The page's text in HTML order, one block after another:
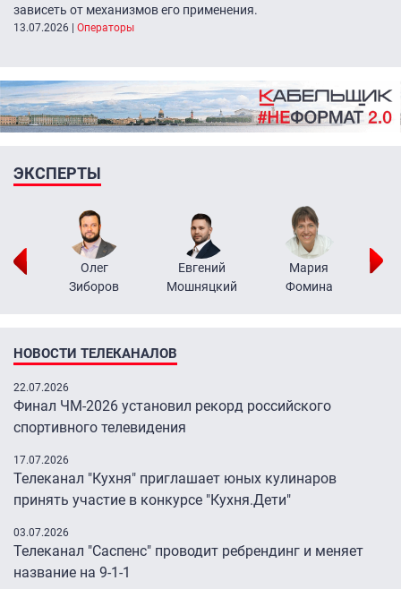
зависеть от механизмов его применения.
13.07.2026 Операторы
ЭКСПЕРТЫ
Олег
Зиборов
Евгений
Мошняцкий
Мария
Фомина
НОВОСТИ ТЕЛЕКАНАЛОВ
22.07.2026
Финал ЧМ-2026 установил рекорд российского
спортивного телевидения
17.07.2026
Телеканал "Кухня" приглашает юных кулинаров
принять участие в конкурсе "Кухня.Дети"
03.07.2026
Телеканал "Саспенс" проводит ребрендинг и меняет
название на 9-1-1